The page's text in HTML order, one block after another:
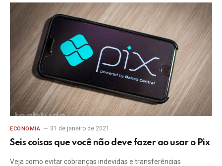
ECONOMIA 31 de janeiro de 2021
Seis coisas que você não deve fazer ao usar o Pix
Veja como evitar cobranças indevidas e transferências